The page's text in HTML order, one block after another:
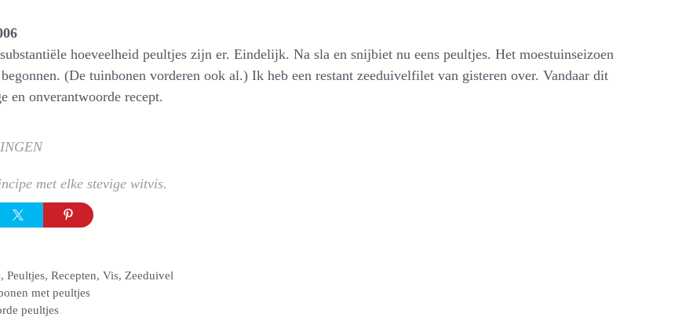
hoeveelheid peultjes zijn er. Eindelijk. Na sla en snijbiet nu eens peultjes. Het moestuinseizoen
(De tuinbonen vorderen ook al.) Ik heb een restant zeeduivelfilet van gisteren over. Vandaar dit
en onverantwoorde recept.
met elke stevige witvis.
,Peultjes,Recepten,Vis, Zeeduivel
met peultjes
peultjes